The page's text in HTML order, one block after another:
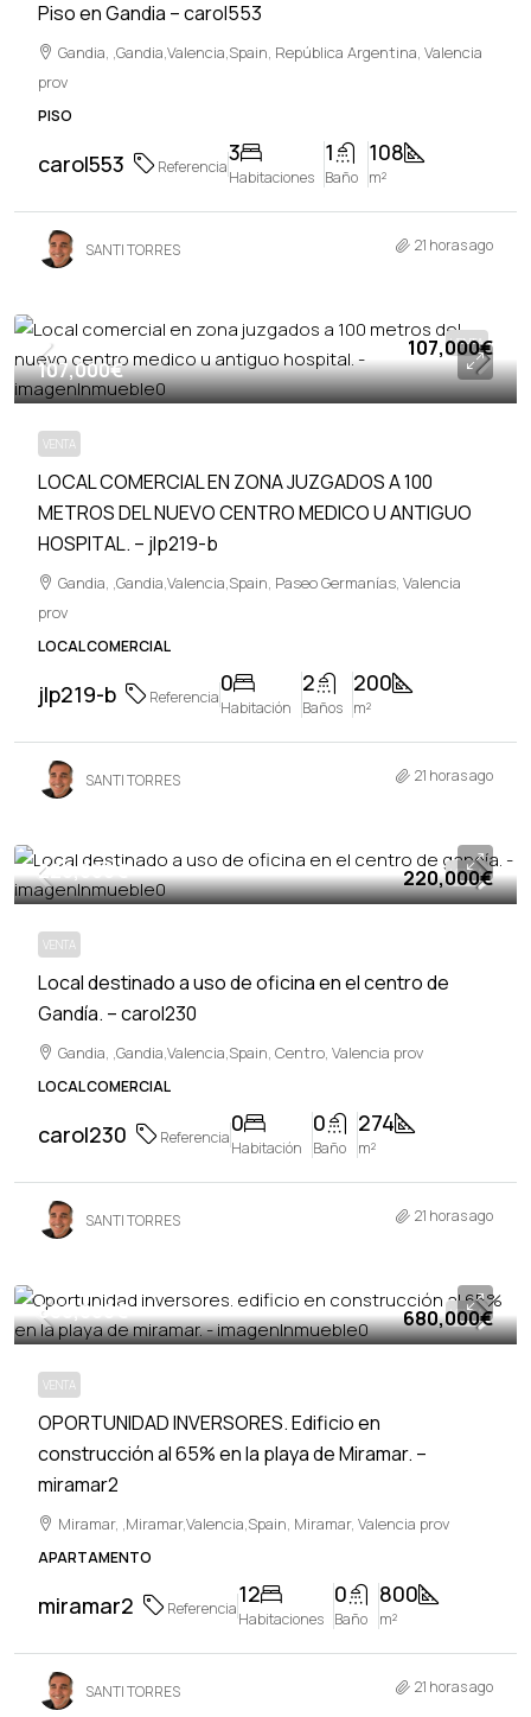
Piso en Gandia – carol553
Gandia, ,Gandia,Valencia,Spain, República Argentina, Valencia
prov
PISO
carol553 Referencia
3
Habitaciones
1
Baño
108
m²
SANTI TORRES 21 horas ago
VENTA
107,000€
VENTA
LOCAL COMERCIAL EN ZONA JUZGADOS A 100
METROS DEL NUEVO CENTRO MEDICO U ANTIGUO
HOSPITAL. – jlp219-b
107,000€
Gandia, ,Gandia,Valencia,Spain, Paseo Germanías, Valencia
prov
LOCAL COMERCIAL
jlp219-b Referencia
0
Habitación
2
Baños
200
m²
SANTI TORRES 21 horas ago
VENTA
220,000€
VENTA
Local destinado a uso de oficina en el centro de
Gandía. – carol230
220,000€
Gandia, ,Gandia,Valencia,Spain, Centro, Valencia prov
LOCAL COMERCIAL
carol230 Referencia
0
Habitación
0
Baño
274
m²
SANTI TORRES 21 horas ago
VENTA
680,000€
VENTA
OPORTUNIDAD INVERSORES. Edificio en
construcción al 65% en la playa de Miramar. –
miramar2
680,000€
Miramar, ,Miramar,Valencia,Spain, Miramar, Valencia prov
APARTAMENTO
miramar2 Referencia
12
Habitaciones
0
Baño
800
m²
SANTI TORRES 21 horas ago